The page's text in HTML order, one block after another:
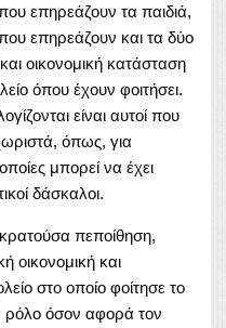
επηρεάζουν τα παιδιά,
επηρεάζουν και τα δύο
οικονομική κατάσταση
όπου έχουν φοιτήσει.
είναι αυτοί που
όπως, για
μπορεί να έχει
δάσκαλοι.
πεποίθηση,
οικονομική και
στο οποίο φοίτησε το
ρόλο όσον αφορά τον